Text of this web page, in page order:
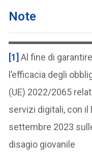
Note
[1] Al fine di
l’efficacia degli
(UE) 2022/2065
servizi digitali, con il
settembre 2023
disagio giovanile